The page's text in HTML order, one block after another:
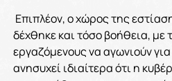
Επιπλέον, ο χώρος της
δέχθηκε και τόσο βοήθεια, με
εργαζόμενους να αγωνιούν
ανησυχεί ιδιαίτερα ότι η